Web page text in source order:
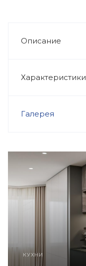
Описание
Характеристики
Галерея